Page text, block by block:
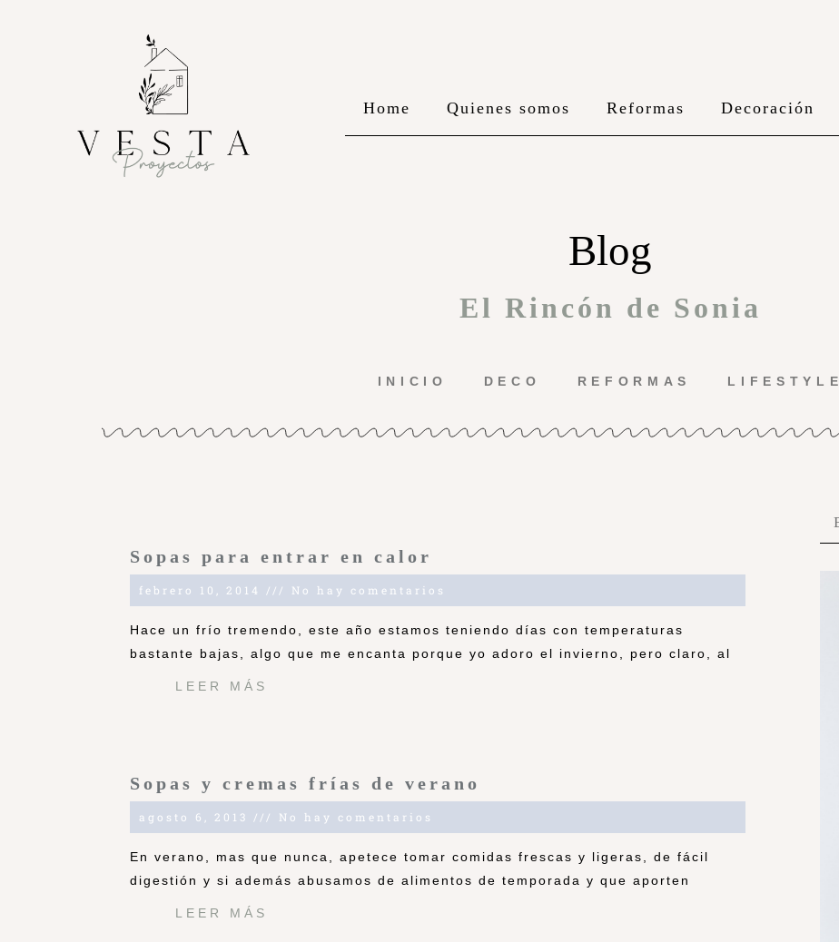
Home Quienes somos Reformas Decoración
Blog
El Rincón de Sonia
INICIO DECO REFORMAS LIFESTYLE
Sopas para entrar en calor
febrero 10, 2014 No hay comentarios
Hace un frío tremendo, este año estamos teniendo días con temperaturas
bastante bajas, algo que me encanta porque yo adoro el invierno, pero claro, al
LEER MÁS
Sopas y cremas frías de verano
agosto 6, 2013 No hay comentarios
En verano, mas que nunca, apetece tomar comidas frescas y ligeras, de fácil
digestión y si además abusamos de alimentos de temporada y que aporten
LEER MÁS